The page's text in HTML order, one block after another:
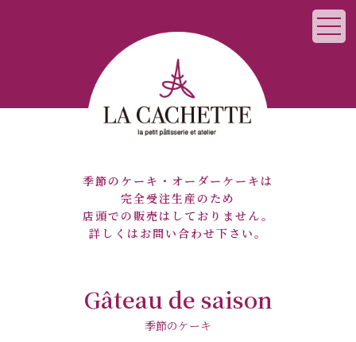
季節のケーキ・オーダーケーキは
完全受注生産のため
店頭での販売はしておりません。
詳しくはお問い合わせ下さい。
Gâteau de saison
季節のケーキ